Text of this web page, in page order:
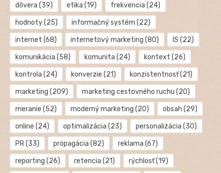
dôvera (39) etika (19) frekvencia (24)
hodnoty(25) informačný systém (22)
internet (68) internetový marketing (80) IS (22)
komunikácia (58) komunita (24) kontext (26)
kontrola (24) konverzie (21) konzistentnosť(21)
marketing (209) marketing cestovného ruchu (20)
meranie (52) moderný marketing (20) obsah (29)
online (24) optimalizácia (23) personalizácia (30)
PR(33) propagácia (82) reklama (67)
reporting (26) retencia (21) rýchlosť(19)